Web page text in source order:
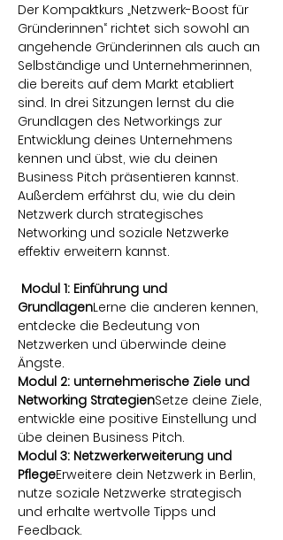
Der Kompaktkurs „Netzwerk-Boost für
Gründerinnen“ richtet sich sowohl an
angehende Gründerinnen als auch an
Selbständige und Unternehmerinnen,
die bereits auf dem Markt etabliert
sind. In drei Sitzungen lernst du die
Grundlagen des Networkings zur
Entwicklung deines Unternehmens
kennen und übst, wie du deinen
Business Pitch präsentieren kannst.
Außerdem erfährst du, wie du dein
Netzwerk durch strategisches
Networking und soziale Netzwerke
effektiv erweitern kannst.
Modul 1: Einführung und
GrundlagenLerne die anderen kennen,
entdecke die Bedeutung von
Netzwerken und überwinde deine
Ängste.
Modul 2: unternehmerische Ziele und
Networking StrategienSetze deine Ziele,
entwickle eine positive Einstellung und
übe deinen Business Pitch.
Modul 3: Netzwerkerweiterung und
PflegeErweitere dein Netzwerk in Berlin,
nutze soziale Netzwerke strategisch
und erhalte wertvolle Tipps und
Feedback.